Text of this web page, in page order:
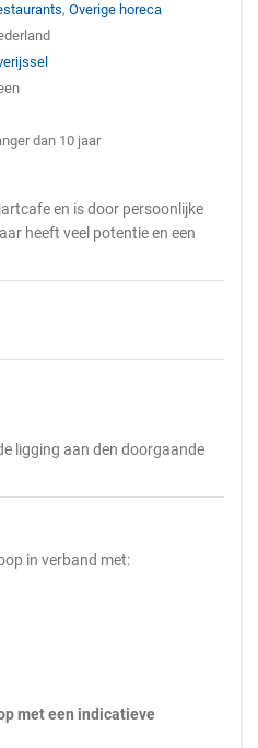
,Overige horeca
dan 10 jaar
en is door persoonlijke
heeft veel potentie en een
ligging aan den doorgaande
in verband met:
met een indicatieve